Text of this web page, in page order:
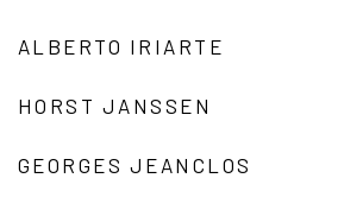
ALBERTO IRIARTE
HORST JANSSEN
GEORGES JEANCLOS